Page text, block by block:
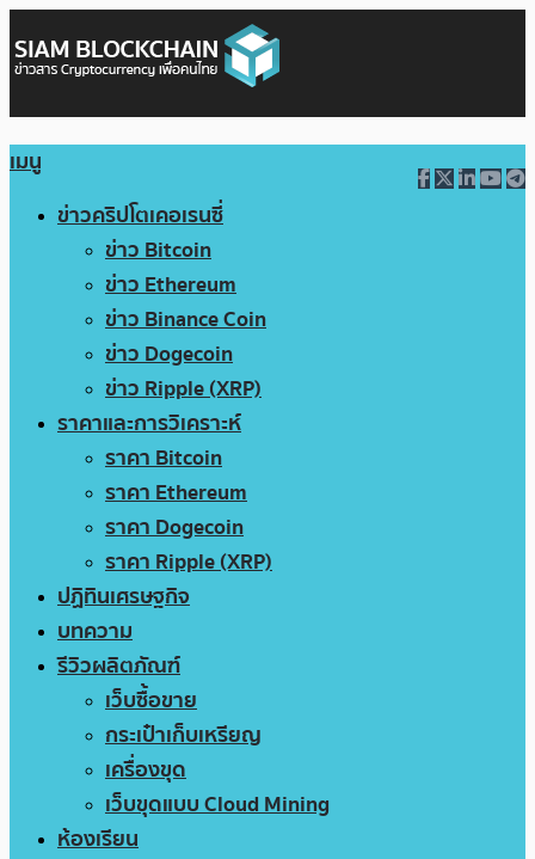
เมนู
ข่าวคริปโตเคอเรนซี่
ข่าว Bitcoin
ข่าว Ethereum
ข่าว Binance Coin
ข่าว Dogecoin
ข่าว Ripple (XRP)
ราคาและการวิเคราะห์
ราคา Bitcoin
ราคา Ethereum
ราคา Dogecoin
ราคา Ripple (XRP)
ปฏิทินเศรษฐกิจ
บทความ
รีวิวผลิตภัณฑ์
เว็บซื้อขาย
กระเป๋าเก็บเหรียญ
เครื่องขุด
เว็บขุดแบบ Cloud Mining
ห้องเรียน